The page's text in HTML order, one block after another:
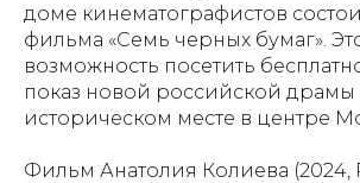
доме кинематографистов
фильма «Семь черных бумаг».
возможность посетить
показ новой российской драмы
историческом месте в центре
Фильм Анатолия Колиева (2024,